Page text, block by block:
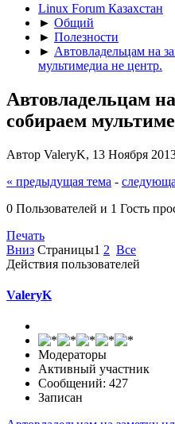
Linux Forum Казахстан
► Общий
► Полезности
► Автовладельцам на
мультимедиа не центр.
Автовладельцам
собираем
Автор ValeryK, 13 Ноября
« предыдущая тема -
0 Пользователей и 1 Гость
Печать
Вниз Страницы1 2 Все
Действия пользователей
ValeryK
Модераторы
Активный участник
Сообщений: 427
Записан